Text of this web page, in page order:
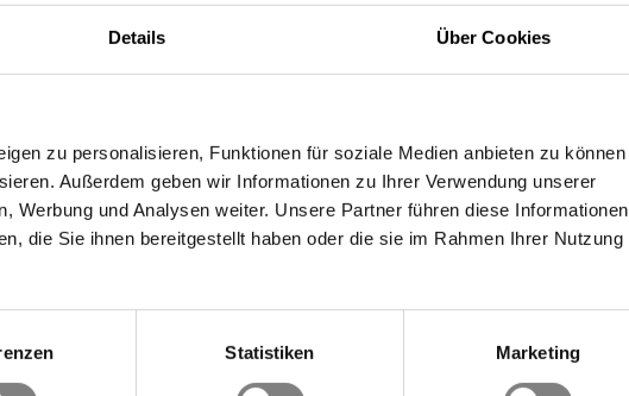
Details Über Cookies
zu personalisieren, Funktionen für soziale Medien anbieten zu können
Außerdem geben wir Informationen zu Ihrer Verwendung unserer
Werbung und Analysen weiter. Unsere Partner führen diese Informationen
die Sie ihnen bereitgestellt haben oder die sie im Rahmen Ihrer Nutzung
Statistiken Marketing
pour formateur/trice dans
entreprises formatrices - métiers
pour formateur/trice dans